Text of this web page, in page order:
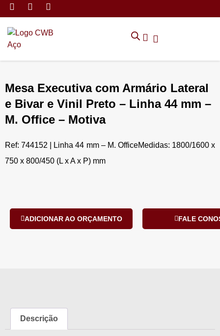
Mesa Executiva com Armário Lateral
e Bivar e Vinil Preto – Linha 44 mm –
M. Office – Motiva
Ref: 744152 | Linha 44 mm – M. OfficeMedidas: 1800/1600 x
750 x 800/450 (L x A x P) mm
ADICIONAR AO ORÇAMENTO FALE
Descrição